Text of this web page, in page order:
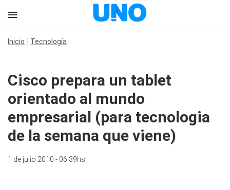
Inicio Tecnología
Cisco prepara un tablet
orientado al mundo
empresarial (para tecnologia
de la semana que viene)
1 de julio 2010 - 06:39hs